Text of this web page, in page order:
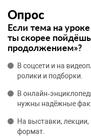
Опрос
Если тема на
ты скорее
продолжением»?
В соцсети и на
ролики и подборки.
В
нужны надёжные
На выставки,
формат.